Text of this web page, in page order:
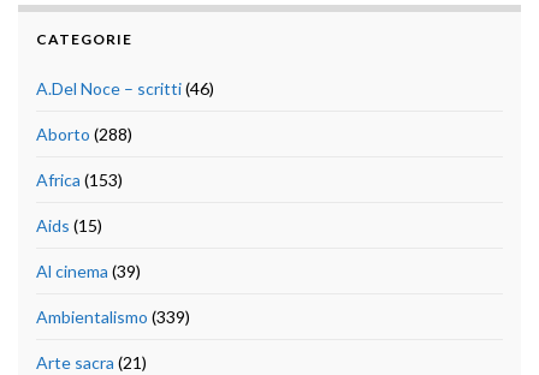
CATEGORIE
A.Del Noce – scritti(46)
Aborto (288)
Africa (153)
Aids (15)
Al cinema (39)
Ambientalismo (339)
Arte sacra (21)